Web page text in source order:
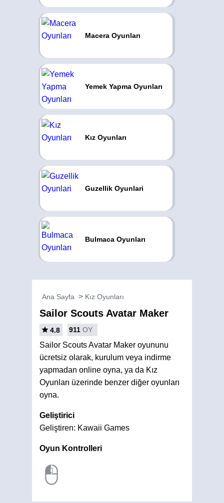
Macera Oyunları
Yemek Yapma Oyunları
Kız Oyunları
Guzellik Oyunlari
Bulmaca Oyunları
Ana Sayfa Kız Oyunları
Sailor Scouts Avatar Maker
4.8 911 OY
Sailor Scouts Avatar Maker oyununu
ücretsiz olarak, kurulum veya indirme
yapmadan online oyna, ya da Kız
Oyunları üzerinde benzer diğer oyunları
oyna.
Geliştirici
Geliştiren: Kawaii Games
Oyun Kontrolleri